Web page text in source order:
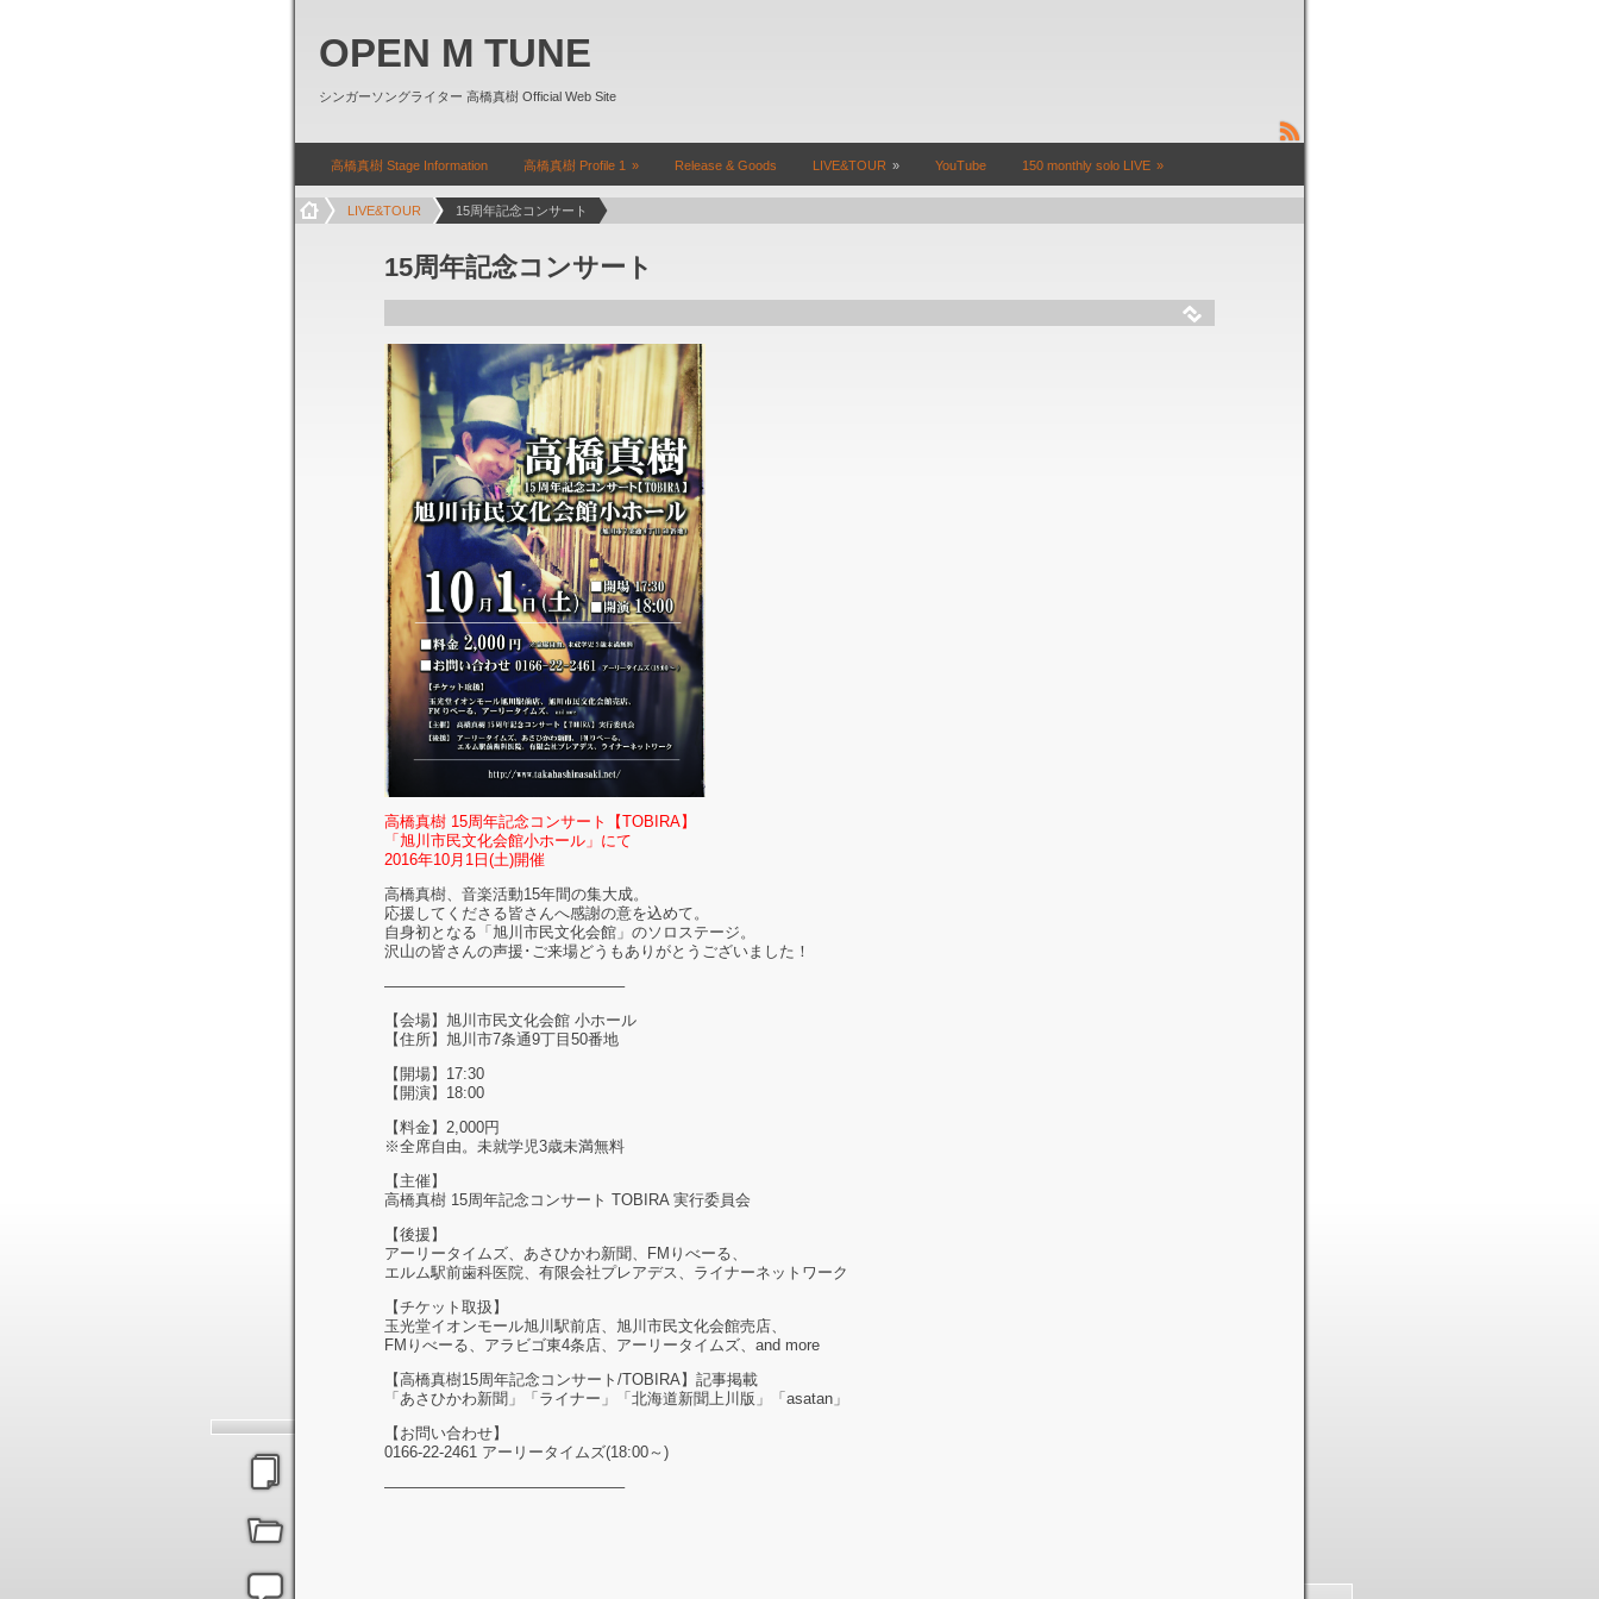
OPEN M TUNE
シンガーソングライター 高橋真樹 Official Web Site
高橋真樹 Stage Information 高橋真樹 Profile 1 Release & Goods LIVE&TOUR YouTube 150 monthly solo LIVE
LIVE&TOUR 15周年記念コンサート
15周年記念コンサート
高橋真樹 15周年記念コンサート【TOBIRA】
「旭川市民文化会館小ホール」にて
2016年10月1日(土)開催
高橋真樹、音楽活動15年間の集大成。
応援してくださる皆さんへ感謝の意を込めて。
自身初となる「旭川市民文化会館」のソロステージ。
沢山の皆さんの声援･ご来場どうもありがとうございました！
———————————————–
【会場】旭川市民文化会館 小ホール
【住所】旭川市7条通9丁目50番地
【開場】17:30
【開演】18:00
【料金】2,000円
※全席自由。未就学児3歳未満無料
【主催】
高橋真樹 15周年記念コンサート TOBIRA 実行委員会
【後援】
アーリータイムズ、あさひかわ新聞、FMりべーる、
エルム駅前歯科医院、有限会社プレアデス、ライナーネットワーク
【チケット取扱】
玉光堂イオンモール旭川駅前店、旭川市民文化会館売店、
FMりべーる、アラビゴ東4条店、アーリータイムズ、and more
【高橋真樹15周年記念コンサート/TOBIRA】記事掲載
「あさひかわ新聞」「ライナー」「北海道新聞上川版」「asatan」
【お問い合わせ】
0166-22-2461 アーリータイムズ(18:00～)
———————————————–